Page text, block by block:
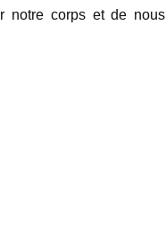
notre corps et de nous